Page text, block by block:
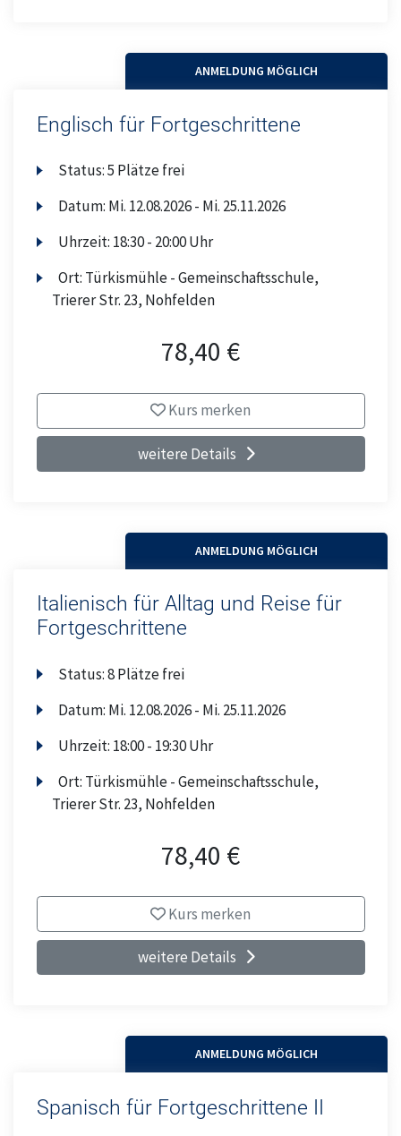
ANMELDUNG MÖGLICH
Englisch für Fortgeschrittene
Status:5 Plätze frei
Datum: Mi. 12.08.2026 - Mi. 25.11.2026
Uhrzeit: 18:30 - 20:00 Uhr
Ort: Türkismühle - Gemeinschaftsschule,
Trierer Str. 23, Nohfelden
78,40 €
Kurs merken
weitere Details
ANMELDUNG MÖGLICH
Italienisch für Alltag und Reise für
Fortgeschrittene
Status:8 Plätze frei
Datum: Mi. 12.08.2026 - Mi. 25.11.2026
Uhrzeit: 18:00 - 19:30 Uhr
Ort: Türkismühle - Gemeinschaftsschule,
Trierer Str. 23, Nohfelden
78,40 €
Kurs merken
weitere Details
ANMELDUNG MÖGLICH
Spanisch für Fortgeschrittene II